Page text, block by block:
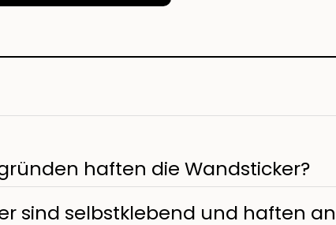
haften die Wandsticker?
sind selbstklebend und haften